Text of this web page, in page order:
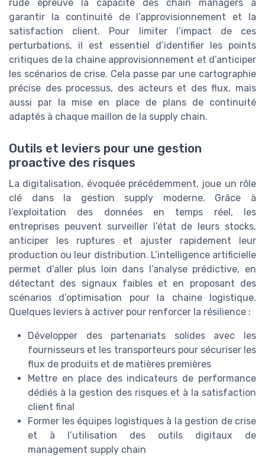
rude épreuve la capacité des chain managers à
garantir la continuité de l’approvisionnement et la
satisfaction client. Pour limiter l’impact de ces
perturbations, il est essentiel d’identifier les points
critiques de la chaine approvisionnement et d’anticiper
les scénarios de crise. Cela passe par une cartographie
précise des processus, des acteurs et des flux, mais
aussi par la mise en place de plans de continuité
adaptés à chaque maillon de la supply chain.
Outils et leviers pour une gestion
proactive des risques
La digitalisation, évoquée précédemment, joue un rôle
clé dans la gestion supply moderne. Grâce à
l’exploitation des données en temps réel, les
entreprises peuvent surveiller l’état de leurs stocks,
anticiper les ruptures et ajuster rapidement leur
production ou leur distribution. L’intelligence artificielle
permet d’aller plus loin dans l’analyse prédictive, en
détectant des signaux faibles et en proposant des
scénarios d’optimisation pour la chaine logistique.
Quelques leviers à activer pour renforcer la résilience :
Développer des partenariats solides avec les
fournisseurs et les transporteurs pour sécuriser les
flux de produits et de matières premières
Mettre en place des indicateurs de performance
dédiés à la gestion des risques et à la satisfaction
client final
Former les équipes logistiques à la gestion de crise
et à l’utilisation des outils digitaux de
management supply chain